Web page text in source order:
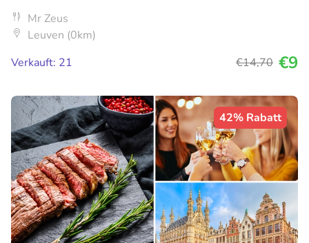
Mr Zeus
Leuven (0km)
Verkauft: 21
€14,70 €9
42% Rabatt